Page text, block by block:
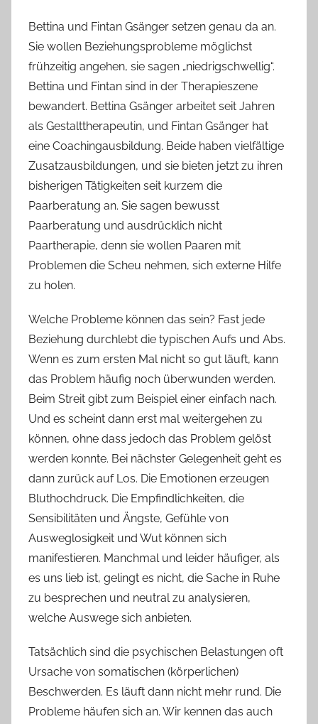
c
h
Bettina und Fintan Gsänger setzen genau da an.
Sie wollen Beziehungsprobleme möglichst
frühzeitig angehen, sie sagen „niedrigschwellig“.
Bettina und Fintan sind in der Therapieszene
bewandert. Bettina Gsänger arbeitet seit Jahren
als Gestalttherapeutin, und Fintan Gsänger hat
eine Coachingausbildung. Beide haben vielfältige
Zusatzausbildungen, und sie bieten jetzt zu ihren
bisherigen Tätigkeiten seit kurzem die
Paarberatung an. Sie sagen bewusst
Paarberatung und ausdrücklich nicht
Paartherapie, denn sie wollen Paaren mit
Problemen die Scheu nehmen, sich externe Hilfe
zu holen.
Welche Probleme können das sein? Fast jede
Beziehung durchlebt die typischen Aufs und Abs.
Wenn es zum ersten Mal nicht so gut läuft, kann
das Problem häufig noch überwunden werden.
Beim Streit gibt zum Beispiel einer einfach nach.
Und es scheint dann erst mal weitergehen zu
können, ohne dass jedoch das Problem gelöst
werden konnte. Bei nächster Gelegenheit geht es
dann zurück auf Los. Die Emotionen erzeugen
Bluthochdruck. Die Empfindlichkeiten, die
Sensibilitäten und Ängste, Gefühle von
Ausweglosigkeit und Wut können sich
manifestieren. Manchmal und leider häufiger, als
es uns lieb ist, gelingt es nicht, die Sache in Ruhe
zu besprechen und neutral zu analysieren,
welche Auswege sich anbieten.
Tatsächlich sind die psychischen Belastungen oft
Ursache von somatischen (körperlichen)
Beschwerden. Es läuft dann nicht mehr rund. Die
Probleme häufen sich an. Wir kennen das auch